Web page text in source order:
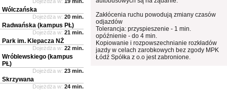
Zakłócenia ruchu powodują zmiany czasów
odjazdów
Tolerancja: przyspieszenie - 1 min.
opóźnienie - do 4 min.
Kopiowanie i rozpowszechnianie rozkładów
jazdy w celach zarobkowych bez zgody MPK
Łódź Spółka z o.o jest zabronione.
Wólczańska
Dojeżdża w: 20 min.
Radwańska (kampus PŁ)
Dojeżdża w: 21 min.
Park im. Klepacza NŻ
Dojeżdża w: 22 min.
Wróblewskiego (kampus
PŁ)
Dojeżdża w: 23 min.
Skrzywana
Dojeżdża w: 24 min.